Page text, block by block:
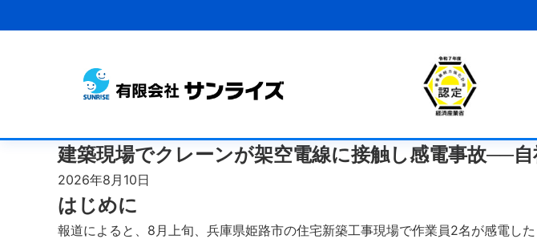
建築現場でクレーンが架空電線に接触し感電事故──
2026年8月10日
はじめに
報道によると、8月上旬、兵庫県姫路市の住宅新築工事現場で作業員2名が感電し